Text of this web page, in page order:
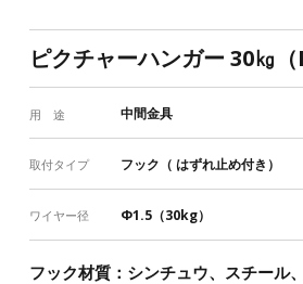
ピクチャーハンガー 30㎏（
用 途 中間金具
取付タイプ フック（ はずれ止め付き）
ワイヤー径 Φ1.5（30kg）
フック材質：シンチュウ、スチール